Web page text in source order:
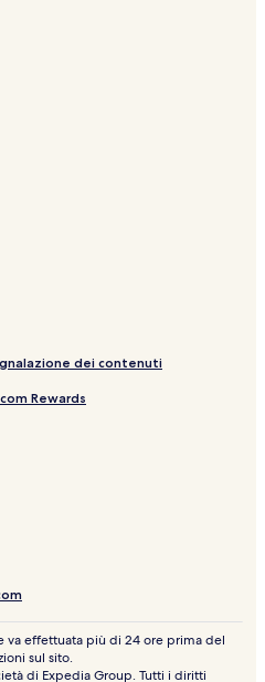
dei contenuti
Rewards
va effettuata più di 24 ore prima del
sul sito.
di Expedia Group. Tutti i diritti